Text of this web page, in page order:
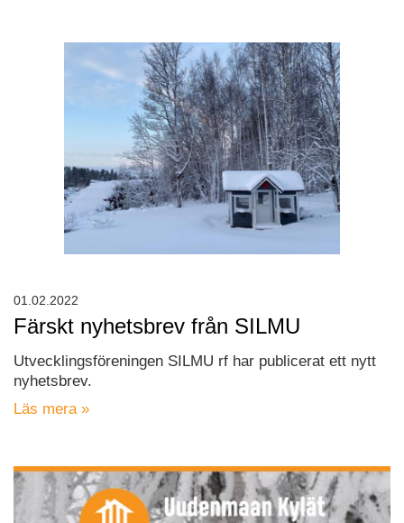
Färskt nyhetsbrev från SILMU
Utvecklingsföreningen SILMU rf har publicerat ett nytt
nyhetsbrev.
Läs mera »
01.02.2022